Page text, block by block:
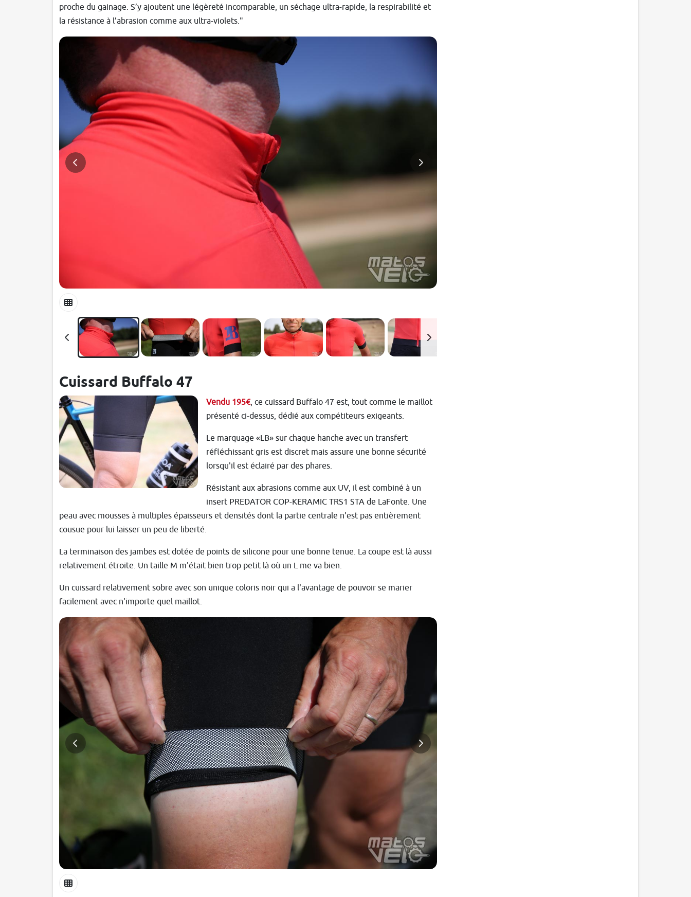
proche du gainage. S’y ajoutent une légèreté incomparable, un séchage ultra-rapide, la respirabilité et
la résistance à l’abrasion comme aux ultra-violets."
Cuissard Buffalo 47
Vendu 195€, ce cuissard Buffalo 47 est, tout comme le maillot
présenté ci-dessus, dédié aux compétiteurs exigeants.
Le marquage «LB» sur chaque hanche avec un transfert
réfléchissant gris est discret mais assure une bonne sécurité
lorsqu'il est éclairé par des phares.
Résistant aux abrasions comme aux UV, il est combiné à un
insert PREDATOR COP-KERAMIC TRS1 STA de LaFonte. Une
peau avec mousses à multiples épaisseurs et densités dont la partie centrale n'est pas entièrement
cousue pour lui laisser un peu de liberté.
La terminaison des jambes est dotée de points de silicone pour une bonne tenue. La coupe est là aussi
relativement étroite. Un taille M m'était bien trop petit là où un L me va bien.
Un cuissard relativement sobre avec son unique coloris noir qui a l'avantage de pouvoir se marier
facilement avec n'importe quel maillot.